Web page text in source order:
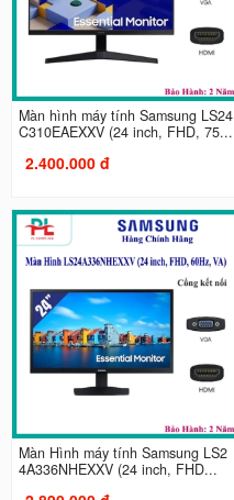
Màn hình máy tính Samsung LS24
C310EAEXXV (24 inch, FHD, 75...
2.400.000 đ
Màn Hình máy tính Samsung LS2
4A336NHEXXV (24 inch, FHD...